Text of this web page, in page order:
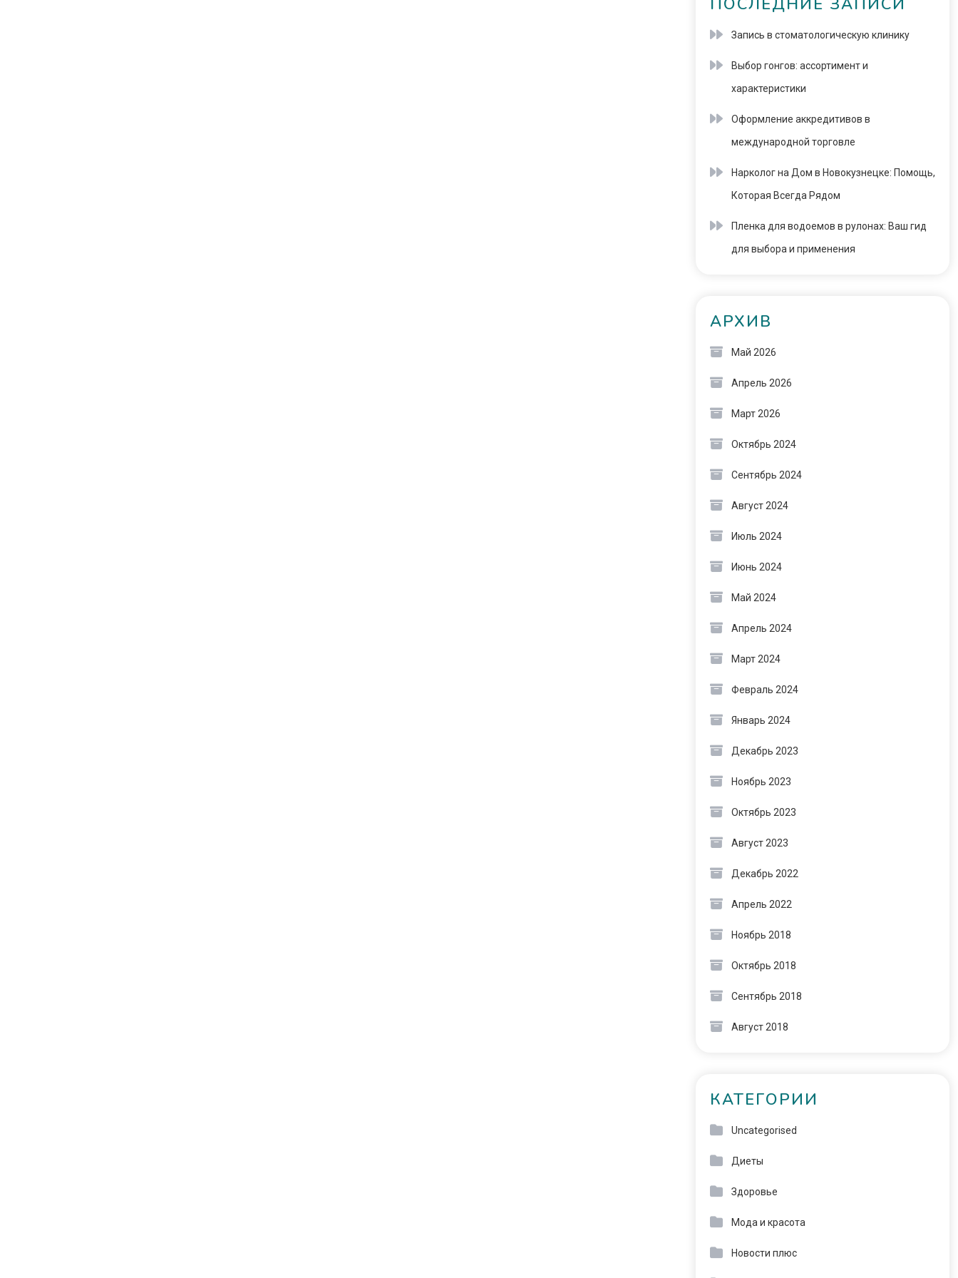
ПОСЛЕДНИЕ ЗАПИСИ
Запись в стоматологическую клинику
Выбор гонгов: ассортимент и
характеристики
Оформление аккредитивов в
международной торговле
Нарколог на Дом в Новокузнецке: Помощь,
Которая Всегда Рядом
Пленка для водоемов в рулонах: Ваш гид
для выбора и применения
АРХИВ
Май 2026
Апрель 2026
Март 2026
Октябрь 2024
Сентябрь 2024
Август 2024
Июль 2024
Июнь 2024
Май 2024
Апрель 2024
Март 2024
Февраль 2024
Январь 2024
Декабрь 2023
Ноябрь 2023
Октябрь 2023
Август 2023
Декабрь 2022
Апрель 2022
Ноябрь 2018
Октябрь 2018
Сентябрь 2018
Август 2018
КАТЕГОРИИ
Uncategorised
Диеты
Здоровье
Мода и красота
Новости плюс